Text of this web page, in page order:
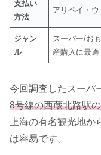
支払い
方法
アリペイ・
ジャン
ル
スーパー/お
産購入に最適
今回調査したスーパ
8号線の西蔵北路駅
上海の有名観光地
は容易です。